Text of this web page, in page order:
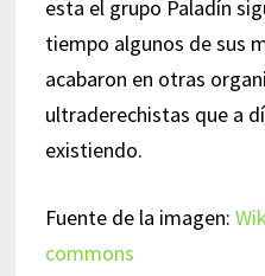
esta el grupo Paladín
tiempo algunos de sus
acabaron en otras
ultraderechistas que a
existiendo.
Fuente de la imagen:
commons